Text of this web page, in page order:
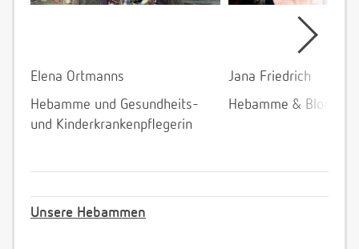
Elena Ortmanns
Hebamme und Gesundheits-
und Kinderkrankenpflegerin
Jana Friedrich
Hebamme &
Unsere Hebammen